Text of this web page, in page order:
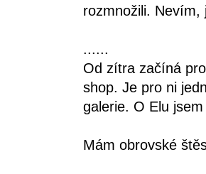
rozmnožili. Nevím,
......
Od zítra začíná
shop. Je pro ni
galerie. O Elu
Mám obrovské